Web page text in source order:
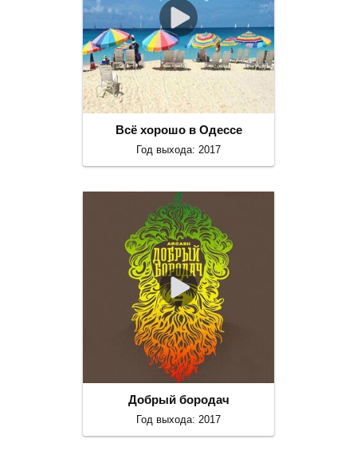
Всё хорошо в Одессе
Год выхода: 2017
Добрый бородач
Год выхода: 2017